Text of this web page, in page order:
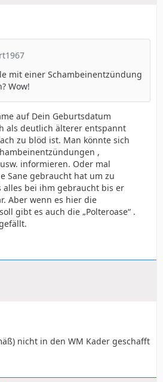
mit einer Schambeinentzündung
Wow!
auf Dein Geburtsdatum
als deutlich älterer entspannt
zu blöd ist. Man könnte sich
,
informieren. Oder mal
Sane gebraucht hat um zu
bei ihm gebraucht bis er
Aber wenn es hier die
gibt es auch die „Polteroase“ .
nicht in den WM Kader geschafft